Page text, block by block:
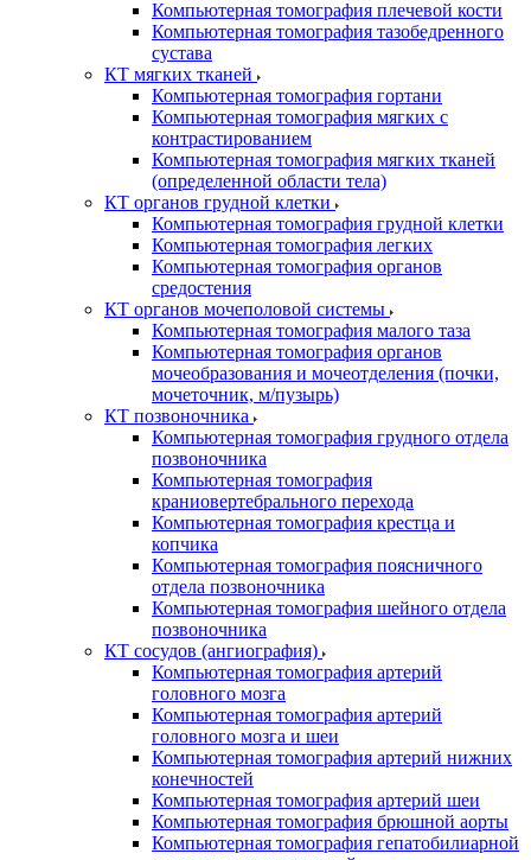
Компьютерная томография плечевой кости
Компьютерная томография тазобедренного
сустава
КТ мягких тканей
Компьютерная томография гортани
Компьютерная томография мягких с
контрастированием
Компьютерная томография мягких тканей
(определенной области тела)
КТ органов грудной клетки
Компьютерная томография грудной клетки
Компьютерная томография легких
Компьютерная томография органов
средостения
КТ органов мочеполовой системы
Компьютерная томография малого таза
Компьютерная томография органов
мочеобразования и мочеотделения (почки,
мочеточник, м/пузырь)
КТ позвоночника
Компьютерная томография грудного отдела
позвоночника
Компьютерная томография
краниовертебрального перехода
Компьютерная томография крестца и
копчика
Компьютерная томография поясничного
отдела позвоночника
Компьютерная томография шейного отдела
позвоночника
КТ сосудов (ангиография)
Компьютерная томография артерий
головного мозга
Компьютерная томография артерий
головного мозга и шеи
Компьютерная томография артерий нижних
конечностей
Компьютерная томография артерий шеи
Компьютерная томография брюшной аорты
Компьютерная томография гепатобилиарной